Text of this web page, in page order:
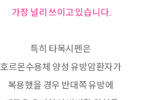
가장 널리 쓰이고 있습니다.
특히 타목시펜은
호르몬수용체 양성 유방암환자가
복용했을 경우 반대쪽 유방에